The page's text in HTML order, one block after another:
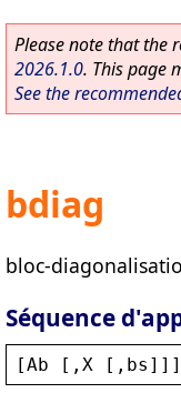
Please note that the
2026.1.0. This page
See the
bdiag
bloc-
Séquence
[Ab [, X [, bs